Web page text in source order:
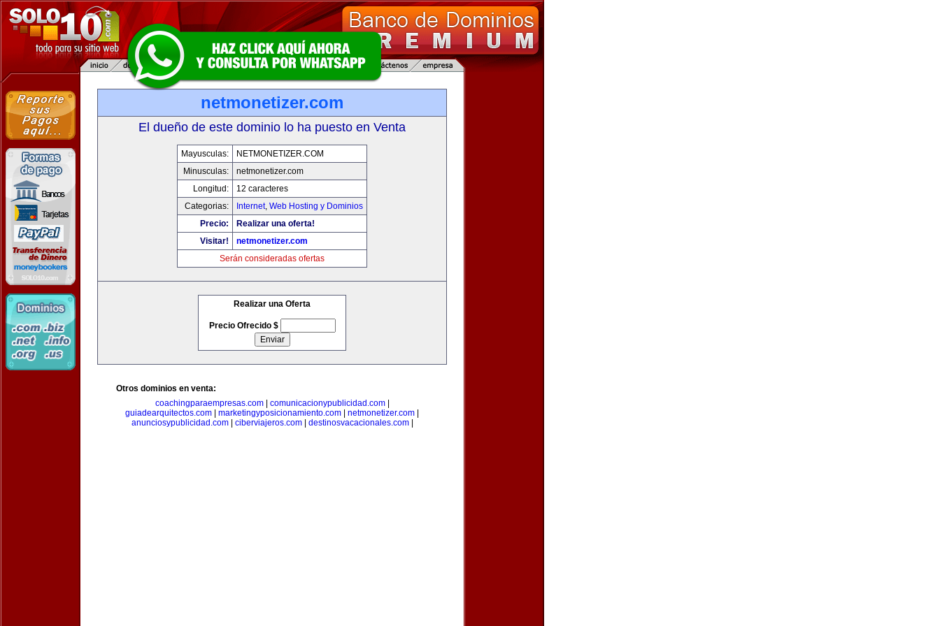
netmonetizer.com
El dueño de este dominio lo ha puesto en Venta
Mayusculas:
NETMONETIZER.COM
Minusculas:
netmonetizer.com
Longitud:
12 caracteres
Categorias:
Internet, Web Hosting y Dominios
Precio:
Realizar una oferta!
Visitar!
netmonetizer.com
Serán consideradas ofertas
Realizar una Oferta
Precio Ofrecido $
Otros dominios en venta:
coachingparaempresas.com| comunicacionypublicidad.com|
guiadearquitectos.com
marketingyposicionamiento.com netmonetizer.com
anunciosypublicidad.com| ciberviajeros.com| destinosvacacionales.com|